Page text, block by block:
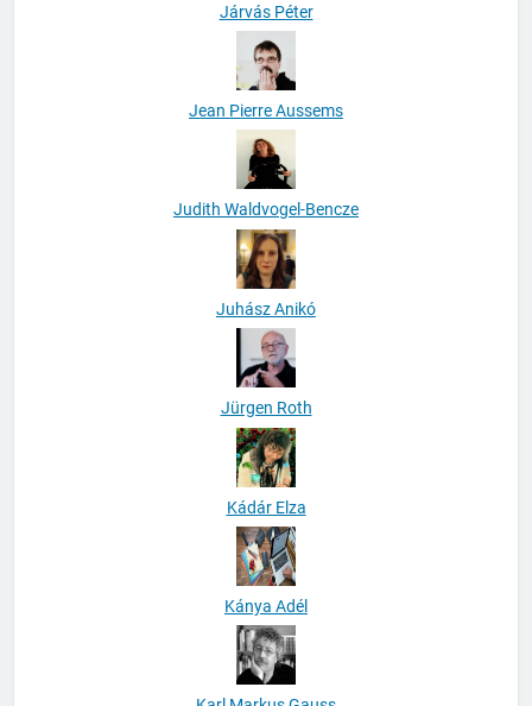
Járvás Péter
Jean Pierre Aussems
Judith Waldvogel-Bencze
Juhász Anikó
Jürgen Roth
Kádár Elza
Kánya Adél